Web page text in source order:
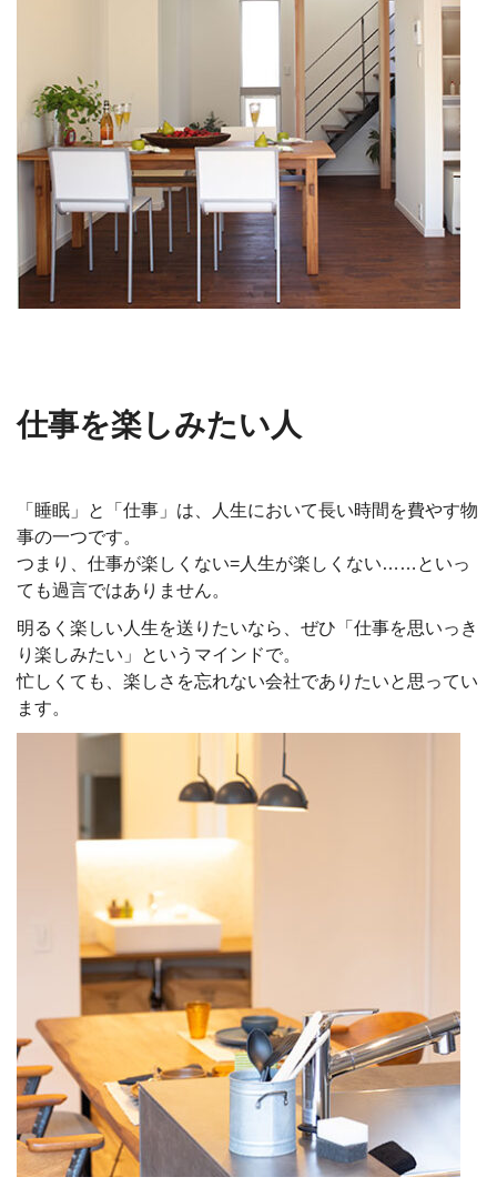
仕事を楽しみたい人
「睡眠」と「仕事」は、人生において長い時間を費やす物
事の一つです。
つまり、仕事が楽しくない=人生が楽しくない……といっ
ても過言ではありません。
明るく楽しい人生を送りたいなら、ぜひ「仕事を思いっき
り楽しみたい」というマインドで。
忙しくても、楽しさを忘れない会社でありたいと思ってい
ます。